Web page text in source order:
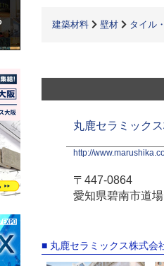
建築材料 壁材 タイル
丸鹿セラミック
http://
〒447-0864
愛知県碧南市道
■ 丸鹿セラミックス株式会